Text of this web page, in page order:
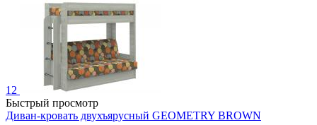
12
Быстрый просмотр
Диван-кровать двухъярусный GEOMETRY BROWN